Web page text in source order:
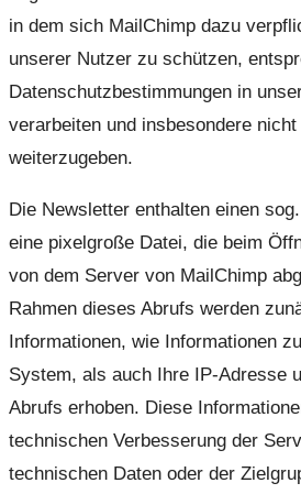
in dem sich MailChimp dazu
unserer Nutzer zu schützen,
Datenschutzbestimmungen in
verarbeiten und insbesondere
weiterzugeben.
Die Newsletter enthalten einen
eine pixelgroße Datei, die beim
von dem Server von MailChimp
Rahmen dieses Abrufs werden
Informationen, wie Informationen
System, als auch Ihre IP-Adresse
Abrufs erhoben. Diese
technischen Verbesserung der
technischen Daten oder der